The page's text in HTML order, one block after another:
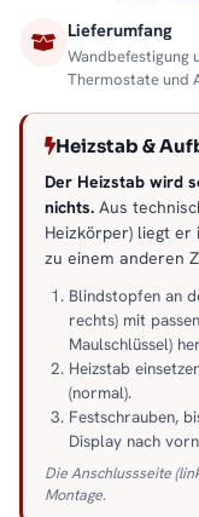
Lieferumfang
Wandbefestigung
Thermostate und
Heizstab &
Der Heizstab wird
nichts. Aus
Heizkörper) liegt er
zu einem anderen
Blindstopfen an
rechts) mit
Maulschlüssel)
Heizstab
(normal).
Festschrauben,
Display nach
Die Anschlussseite
Montage.